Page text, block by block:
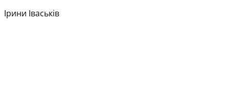
Ірини Іваськів